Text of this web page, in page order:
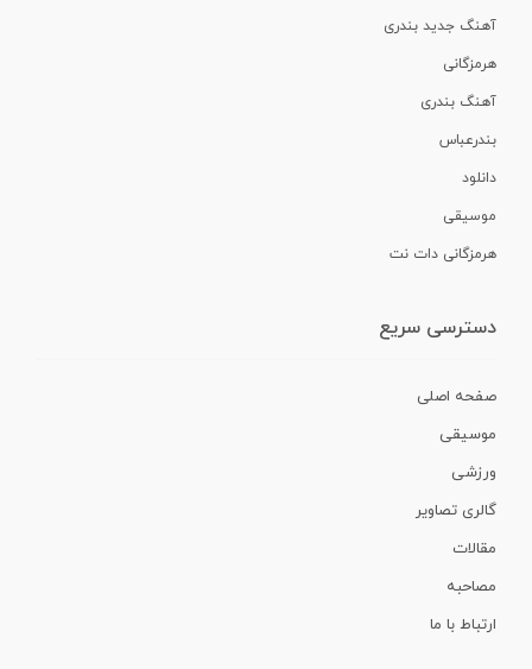
آهنگ جدید بندری
هرمزگانی
آهنگ بندری
بندرعباس
دانلود
موسیقی
هرمزگانی دات نت
دسترسی سریع
صفحه اصلی
موسیقی
ورزشی
گالری تصاویر
مقالات
مصاحبه
ارتباط با ما